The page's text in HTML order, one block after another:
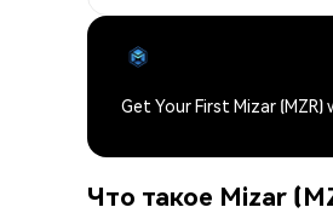
Get Your First Mizar (MZR)
Что такое Mizar